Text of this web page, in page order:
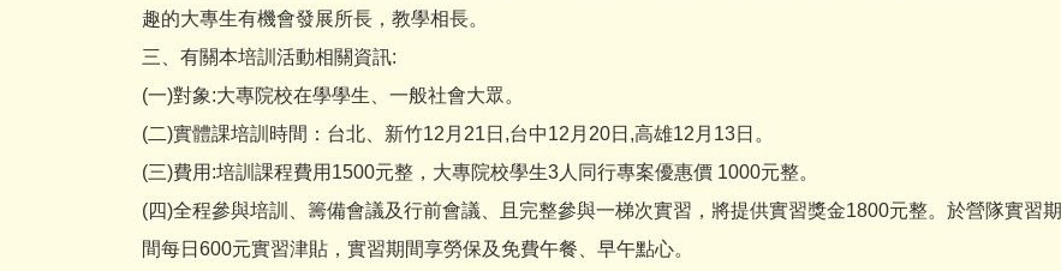
趣的大專生有機會發展所長，教學相長。
三、有關本培訓活動相關資訊:
(一)對象:大專院校在學學生、一般社會大眾。
(二)實體課培訓時間：台北、新竹12月21日,台中12月20日,高雄12月13日。
(三)費用:培訓課程費用1500元整，大專院校學生3人同行專案優惠價 1000元整。
(四)全程參與培訓、籌備會議及行前會議、且完整參與一梯次實習，將提供實習獎金1800元整。於營隊實習期
間每日600元實習津貼，實習期間享勞保及免費午餐、早午點心。